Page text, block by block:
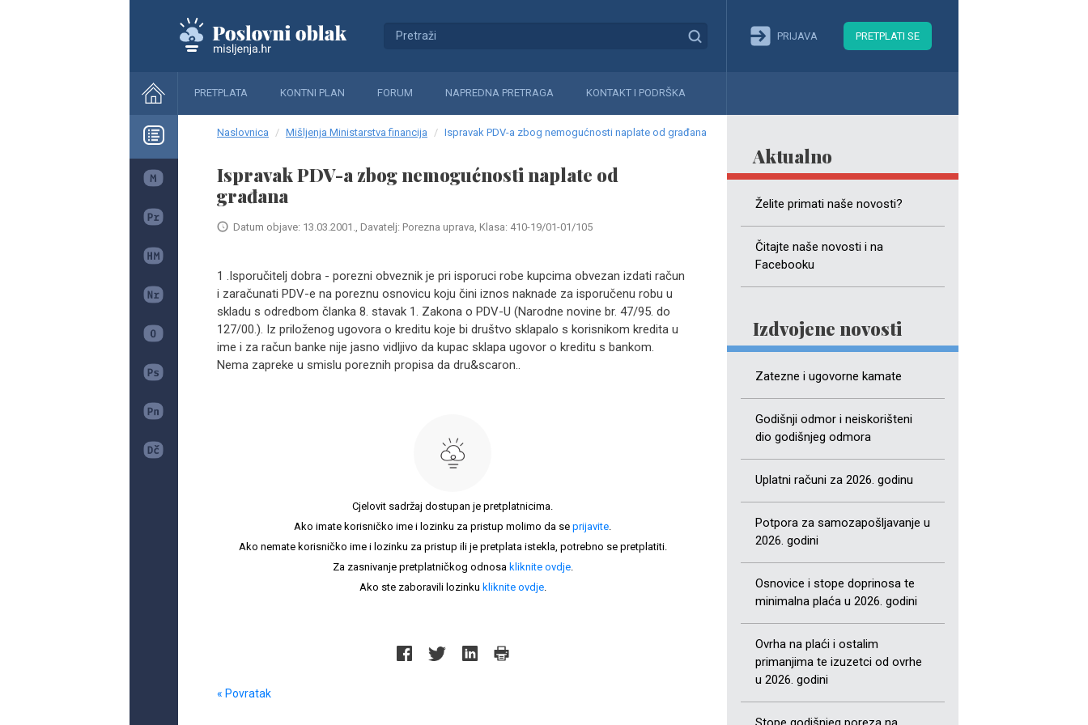
PRIJAVA PRETPLATI SE
PRETPLATA KONTNI PLAN FORUM NAPREDNA PRETRAGA KONTAKT I PODRŠKA
Aktualno
Želite primati naše novosti?
Čitajte naše novosti i na
Facebooku
Izdvojene novosti
Zatezne i ugovorne kamate
Godišnji odmor i neiskorišteni
dio godišnjeg odmora
Uplatni računi za 2026. godinu
Potpora za samozapošljavanje u
2026. godini
Osnovice i stope doprinosa te
minimalna plaća u 2026. godini
Ovrha na plaći i ostalim
primanjima te izuzetci od ovrhe
u 2026. godini
Naslovnica Mišljenja Ministarstva financija Ispravak PDV-a zbog nemogućnosti naplate od građana
Ispravak PDV-a zbog nemogućnosti naplate od
građana
Datum objave: 13.03.2001., Davatelj: Porezna uprava, Klasa: 410-19/01-01/105
1 .Isporučitelj dobra - porezni obveznik je pri isporuci robe kupcima obvezan izdati račun
i zaračunati PDV-e na poreznu osnovicu koju čini iznos naknade za isporučenu robu u
skladu s odredbom članka 8. stavak 1. Zakona o PDV-U (Narodne novine br. 47/95. do
127/00.). Iz priloženog ugovora o kreditu koje bi društvo sklapalo s korisnikom kredita u
ime i za račun banke nije jasno vidljivo da kupac sklapa ugovor o kreditu s bankom.
Nema zapreke u smislu poreznih propisa da dru&scaron..
Cjelovit sadržaj dostupan je pretplatnicima.
Ako imate korisničko ime i lozinku za pristup molimo da se prijavite.
Ako nemate korisničko ime i lozinku za pristup ili je pretplata istekla, potrebno se pretplatiti.
Za zasnivanje pretplatničkog odnosa kliknite ovdje.
Ako ste zaboravili lozinku kliknite ovdje.
« Povratak